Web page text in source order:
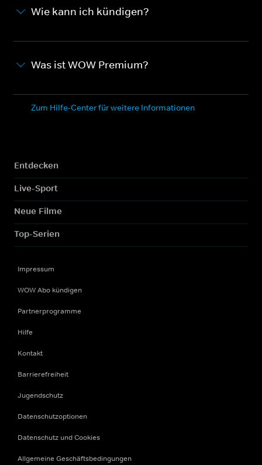
Wie kann ich kündigen?
Was ist WOW Premium?
Zum Hilfe-Center für weitere Informationen
Entdecken
Live-Sport
Neue Filme
Top-Serien
Impressum
WOW Abo kündigen
Partnerprogramme
Hilfe
Kontakt
Barrierefreiheit
Jugendschutz
Datenschutzoptionen
Datenschutz und Cookies
Allgemeine Geschäftsbedingungen